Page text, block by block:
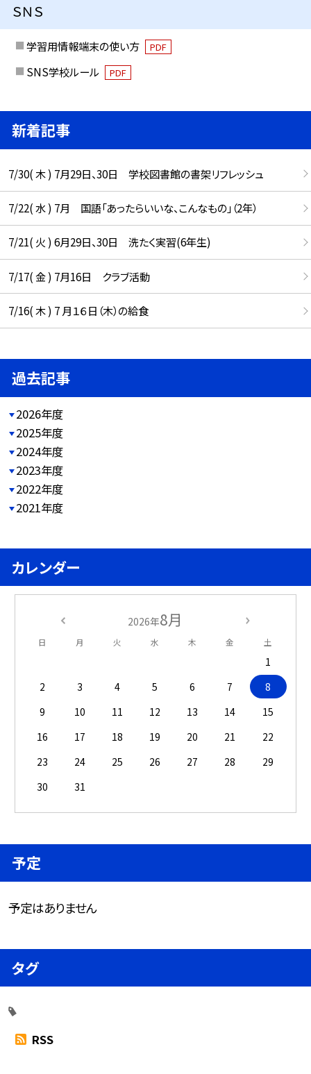
ＳＮＳ
学習用情報端末の使い方 PDF
SNS学校ルール PDF
新着記事
7/30( 木 ) 7月29日、30日 学校図書館の書架リフレッシュ
7/22( 水 ) 7月 国語「あったらいいな、こんなもの」（2年）
7/21( 火 ) 6月29日、30日 洗たく実習(6年生)
7/17( 金 ) 7月16日 クラブ活動
7/16( 木 ) 7 月１６日（木）の給食
過去記事
2026年度
2025年度
2024年度
2023年度
2022年度
2021年度
カレンダー
2026年8月
日 月 火 水 木 金 土
1
2
3 4 5 6 7
8
9
10 11 12 13 14
15
16
17 18 19 20 21
22
23
24 25 26 27 28
29
30
31
予定
予定はありません
タグ
RSS